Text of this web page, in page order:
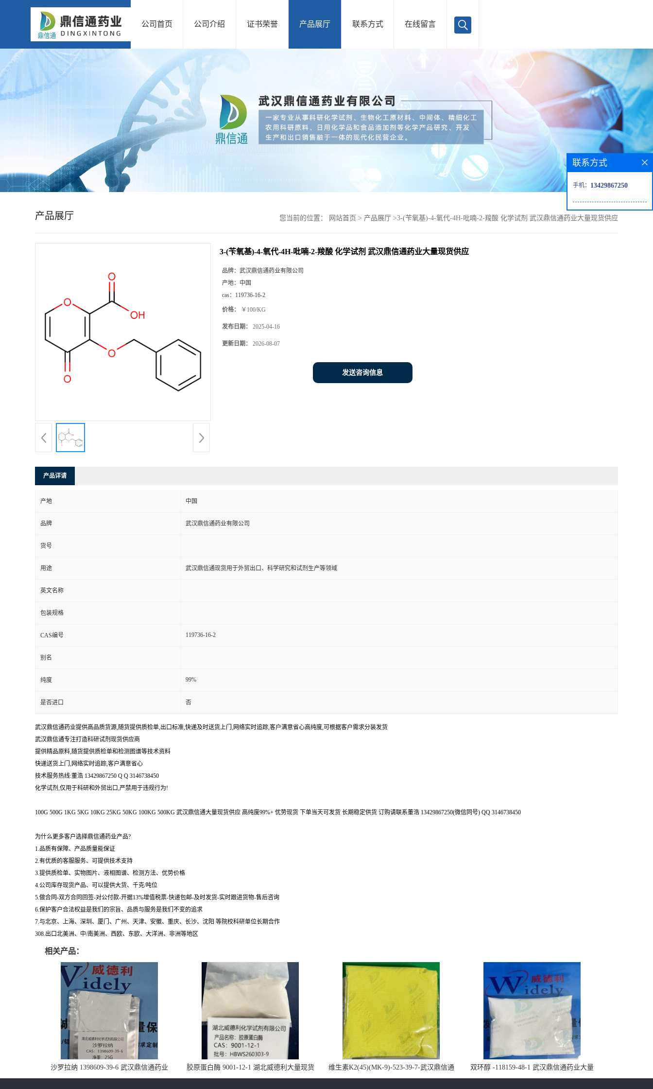
公司首页 公司介绍 证书荣誉 产品展厅 联系方式 在线留言
产品展厅 您当前的位置： 网站首页 > 产品展厅 >3-(苄氧基)-4-氧代-4H-吡喃-2-羧酸 化学试剂 武汉鼎信通药业大量现货供应
3-(苄氧基)-4-氧代-4H-吡喃-2-羧酸 化学试剂 武汉鼎信通药业大量现货供应
品牌： 武汉鼎信通药业有限公司
产地： 中国
cas： 119736-16-2
价格： ￥100/KG
发布日期： 2025-04-16
更新日期： 2026-08-07
发送咨询信息
产品详请
产地 中国
品牌 武汉鼎信通药业有限公司
货号
用途 武汉鼎信通现货用于外贸出口、科学研究和试剂生产等领域
英文名称
包装规格
CAS编号 119736-16-2
别名
纯度 99%
是否进口 否
武汉鼎信通药业提供高品质货源,随货提供质检单,出口标准,快递及时送货上门,网络实时追踪,客户满意省心高纯度,可根据客户需求分装发货
武汉鼎信通专注打造科研试剂现货供应商
提供精品原料,随货提供质检单和检测图谱等技术资料
快递送货上门,网络实时追踪,客户满意省心
技术服务热线:董浩 13429867250 Q Q 3146738450
化学试剂,仅用于科研和外贸出口,严禁用于违规行为!
100G 500G 1KG 5KG 10KG 25KG 50KG 100KG 500KG 武汉鼎信通大量现货供应 高纯度99%+ 优势现货 下单当天可发货 长期稳定供货 订购请联系董浩 13429867250(微信同号) QQ 3146738450
为什么更多客户选择鼎信通药业产品?
1.品质有保障、产品质量能保证
2.有优质的客服服务、可提供技术支持
3.提供质检单、实物图片、液相图谱、检测方法、优势价格
4.公司库存现货产品、可以提供大货、千克/吨位
5.做合同-双方合同回签-对公付款-开据13%增值税票-快递包邮-及时发货-实时跟进货物-售后咨询
6.保护客户合法权益是我们的宗旨、品质与服务是我们不变的追求
7.与北京、上海、深圳、厦门、广州、天津、安徽、重庆、长沙、沈阳 等院校科研单位长期合作
308.出口北美洲、中/南美洲、西欧、东欧、大洋洲、非洲等地区
相关产品：
沙罗拉纳 1398609-39-6 武汉鼎信通药业
胶原蛋白酶 9001-12-1 湖北威德利大量现货
供应
维生素K2(45)(MK-9)-523-39-7-武汉鼎信通
药业大量现货供应
双环醇 -118159-48-1 武汉鼎信通药业大量
现货供应
联系方式
手机： 13429867250